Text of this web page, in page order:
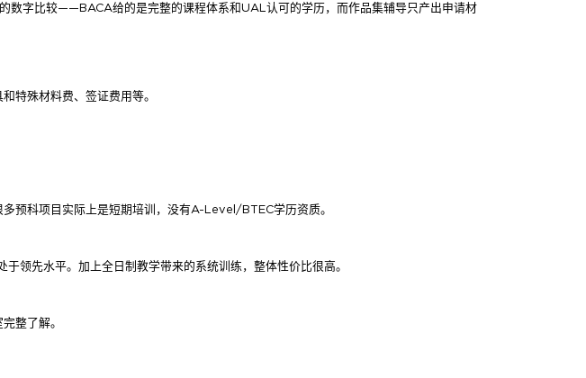
数字比较——BACA给的是完整的课程体系和UAL认可的学历，而作品集辅导只产出申请材
特殊材料费、签证费用等。
预科项目实际上是短期培训，没有A-Level/BTEC学历资质。
领先水平。加上全日制教学带来的系统训练，整体性价比很高。
整了解。